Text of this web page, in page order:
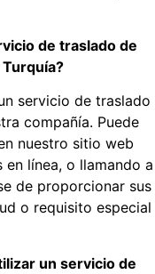
de traslado de
servicio de traslado
compañía. Puede
nuestro sitio web
en línea, o llamando a
de proporcionar sus
o requisito especial
un servicio de